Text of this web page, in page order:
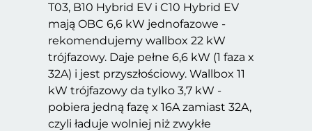
T03, B10 Hybrid EV i C10 Hybrid EV
mają OBC 6,6 kW jednofazowe -
rekomendujemy wallbox 22 kW
trójfazowy. Daje pełne 6,6 kW (1 faza x
32A) i jest przyszłościowy. Wallbox 11
kW trójfazowy da tylko 3,7 kW -
pobiera jedną fazę x 16A zamiast 32A,
czyli ładuje wolniej niż zwykłe